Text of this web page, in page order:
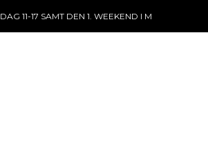
11-17 SAMT DEN 1. WEEKEND I MÅNEDEN,